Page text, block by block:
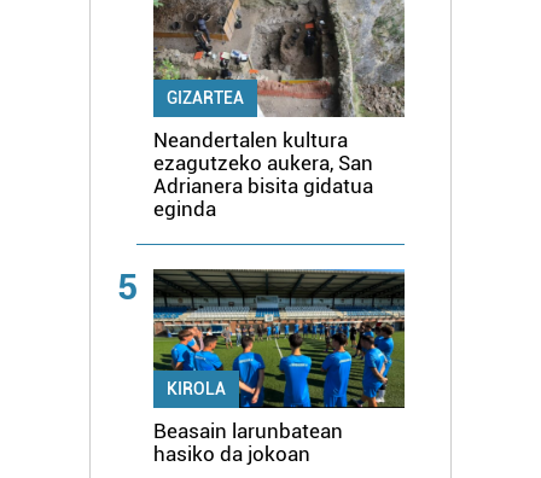
GIZARTEA
Neandertalen kultura
ezagutzeko aukera, San
Adrianera bisita gidatua
eginda
5
KIROLA
Beasain larunbatean
hasiko da jokoan